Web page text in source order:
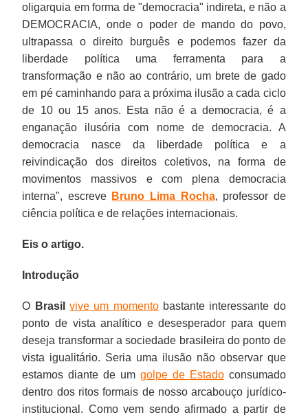
oligarquia em forma de "democracia" indireta, e não a
DEMOCRACIA, onde o poder de mando do povo,
ultrapassa o direito burguês e podemos fazer da
liberdade política uma ferramenta para a
transformação e não ao contrário, um brete de gado
em pé caminhando para a próxima ilusão a cada ciclo
de 10 ou 15 anos. Esta não é a democracia, é a
enganação ilusória com nome de democracia. A
democracia nasce da liberdade política e a
reivindicação dos direitos coletivos, na forma de
movimentos massivos e com plena democracia
interna", escreve Bruno Lima Rocha, professor de
ciência política e de relações internacionais.
Eis o artigo.
Introdução
O Brasilvive um momentobastante interessante do
ponto de vista analítico e desesperador para quem
deseja transformar a sociedade brasileira do ponto de
vista igualitário. Seria uma ilusão não observar que
estamos diante de um golpe de Estadoconsumado
dentro dos ritos formais de nosso arcabouço jurídico-
institucional. Como vem sendo afirmado a partir de